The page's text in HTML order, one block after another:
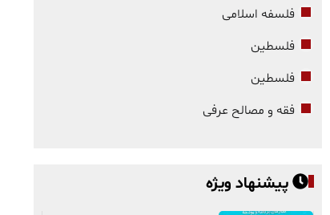
فلسفه اسلامی
فلسطین
فلسطین
فقه و مصالح عرفی
پیشنهاد ویژه